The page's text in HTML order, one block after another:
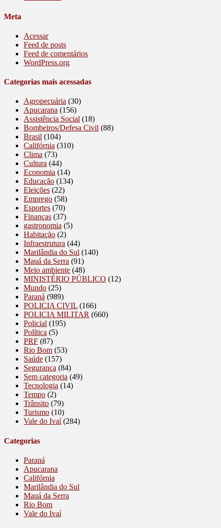
Meta
Acessar
Feed de posts
Feed de comentários
WordPress.org
Categorias mais acessadas
Agropecuária (30)
Apucarana (156)
Assistência Social (18)
Bombeiros/Defesa Civil (88)
Brasil (104)
Califórnia (310)
Clima (73)
Cultura (44)
Economia (14)
Educação (134)
Eleições (22)
Emprego (58)
Esportes (70)
Finanças (37)
gastronomia (5)
Habitação (2)
Infraestrutura (44)
Marilândia do Sul (140)
Mauá da Serra (91)
Meio ambiente (48)
MINISTÉRIO PÚBLICO (12)
Mundo (25)
Paraná (989)
POLICIA CIVIL (166)
POLICIA MILITAR (660)
Policial (195)
Política (5)
PRF (87)
Rio Bom (53)
Saúde (157)
Segurança (84)
Sem categoria (49)
Tecnologia (14)
Tempo (2)
Trânsito (79)
Turismo (10)
Vale do Ivaí(284)
Categorias
Paraná
Apucarana
Califórnia
Marilândia do Sul
Mauá da Serra
Rio Bom
Vale do Ivaí